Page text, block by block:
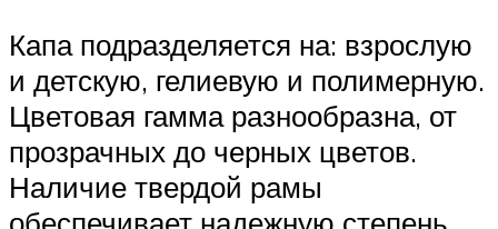
Капа подразделяется на: взрослую
и детскую, гелиевую и полимерную.
Цветовая гамма разнообразна, от
прозрачных до черных цветов.
Наличие твердой рамы